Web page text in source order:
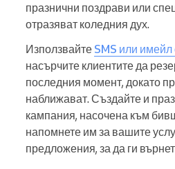
празнични поздрави или
отразяват коледния дух.
Използвайте SMS или
насърчите клиентите да
последния момент, докато
наближават. Създайте и
кампания, насочена към
напомнете им за вашите
предложения, за да ги